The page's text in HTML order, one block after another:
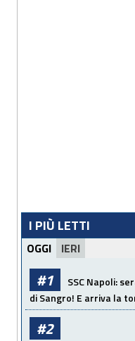
I PIÙ LETTI
OGGI IERI
#1
SSC Napoli:
di Sangro! E arriva la
#2